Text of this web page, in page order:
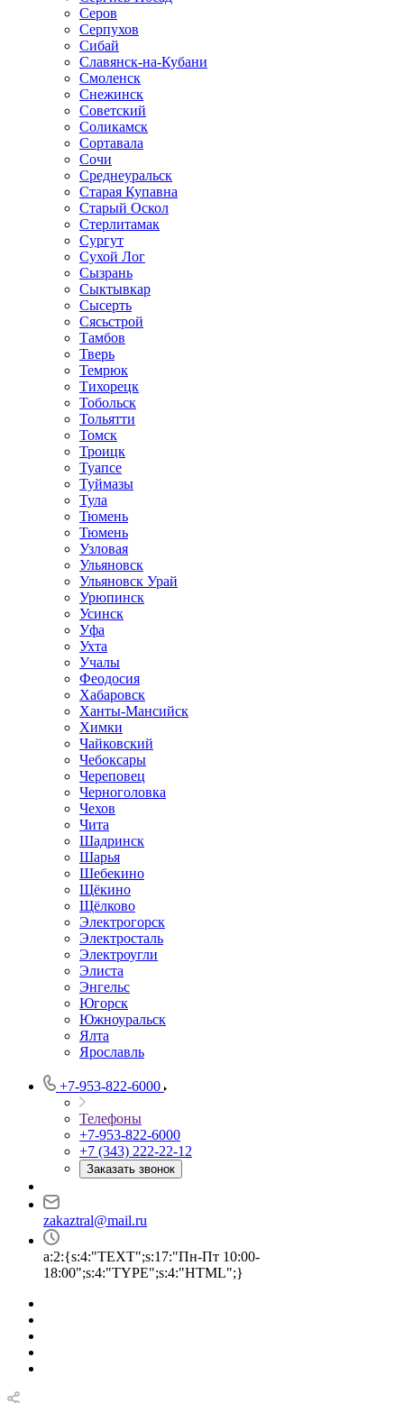
Серов
Серпухов
Сибай
Славянск-на-Кубани
Смоленск
Снежинск
Советский
Соликамск
Сортавала
Сочи
Среднеуральск
Старая Купавна
Старый Оскол
Стерлитамак
Сургут
Сухой Лог
Сызрань
Сыктывкар
Сысерть
Сясьстрой
Тамбов
Тверь
Темрюк
Тихорецк
Тобольск
Тольятти
Томск
Троицк
Туапсе
Туймазы
Тула
Тюмень
Тюмень
Узловая
Ульяновск
Ульяновск Урай
Урюпинск
Усинск
Уфа
Ухта
Учалы
Феодосия
Хабаровск
Ханты-Мансийск
Химки
Чайковский
Чебоксары
Череповец
Черноголовка
Чехов
Чита
Шадринск
Шарья
Шебекино
Щёкино
Щёлково
Электрогорск
Электросталь
Электроугли
Элиста
Энгельс
Югорск
Южноуральск
Ялта
Ярославль
+7-953-822-6000
Телефоны
+7-953-822-6000
+7 (343) 222-22-12
Заказать звонок
zakaztral@mail.ru
a:2:{s:4:"TEXT";s:17:"Пн-Пт 10:00-
18:00";s:4:"TYPE";s:4:"HTML";}